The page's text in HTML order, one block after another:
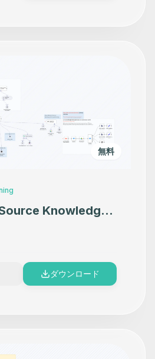
無料
Knowledge
Claude, RAG,
ダウンロード